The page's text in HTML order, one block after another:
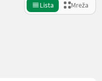
Lista Mreža